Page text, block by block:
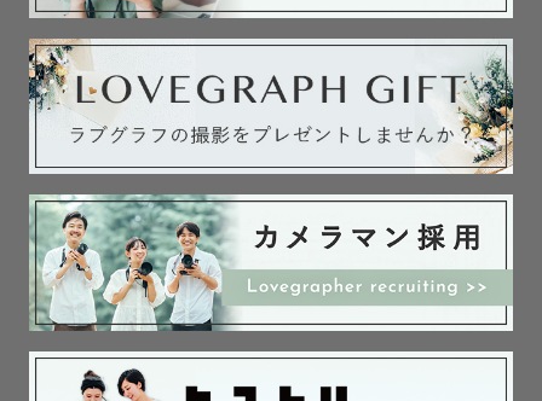
˗ˋˏ　撮影可能日　ˎˊ˗
予定が×や△のところも、
ご相談いただければ対応可能な場合がございます。
平日の方が人が少ないのでおすすめです！
公式LINE、またはDMにてお気軽にご相談ください。